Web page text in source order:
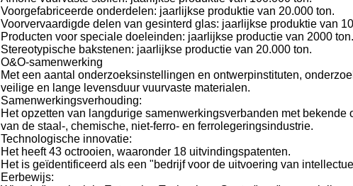
Voorgefabriceerde onderdelen: jaarlijkse produktie van 20.000 ton.
Voorvervaardigde delen van gesinterd glas: jaarlijkse produktie van
Producten voor speciale doeleinden: jaarlijkse productie van 2000 ton.
Stereotypische bakstenen: jaarlijkse productie van 20.000 ton.
O&O-samenwerking
Met een aantal onderzoeksinstellingen en ontwerpinstituten,
veilige en lange levensduur vuurvaste materialen.
Samenwerkingsverhouding:
Het opzetten van langdurige samenwerkingsverbanden met
van de staal-, chemische, niet-ferro- en ferrolegeringsindustrie.
Technologische innovatie:
Het heeft 43 octrooien, waaronder 18 uitvindingspatenten.
Het is geïdentificeerd als een "bedrijf voor de uitvoering van
Eerbewijs: